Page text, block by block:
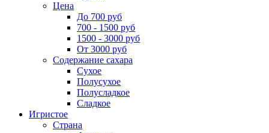
Цена
До 700 руб
700 - 1500 руб
1500 - 3000 руб
От 3000 руб
Содержание сахара
Сухое
Полусухое
Полусладкое
Сладкое
Игристое
Страна